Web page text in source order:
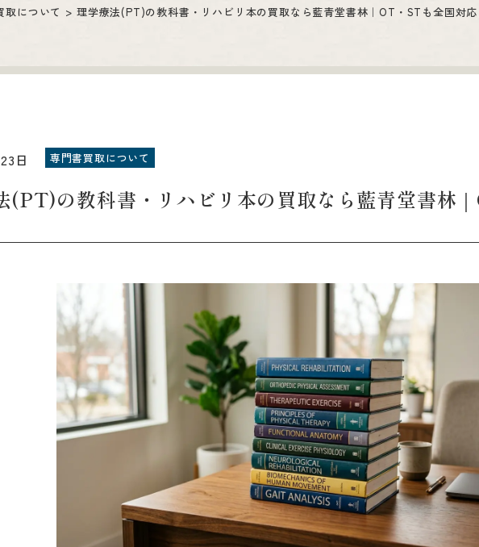
取について 理学療法(PT)の教科書・リハビリ本の買取なら藍青堂書林｜OT・STも全国対応
日 専門書買取について
(PT)の教科書・リハビリ本の買取なら藍青堂書林